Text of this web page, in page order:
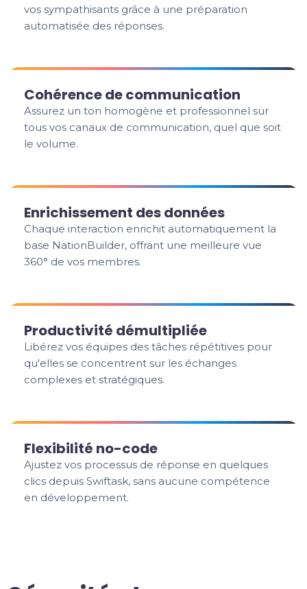
vos sympathisants grâce à une préparation
automatisée des réponses.
Cohérence de communication
Assurez un ton homogène et professionnel sur
tous vos canaux de communication, quel que soit
le volume.
Enrichissement des données
Chaque interaction enrichit automatiquement la
base NationBuilder, offrant une meilleure vue
360° de vos membres.
Productivité démultipliée
Libérez vos équipes des tâches répétitives pour
qu'elles se concentrent sur les échanges
complexes et stratégiques.
Flexibilité no-code
Ajustez vos processus de réponse en quelques
clics depuis Swiftask, sans aucune compétence
en développement.